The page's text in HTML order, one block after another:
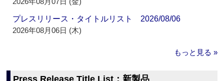
プレスリリース・タイトルリスト 2026/08/06
2026年08月06日 (木)
もっと見る »